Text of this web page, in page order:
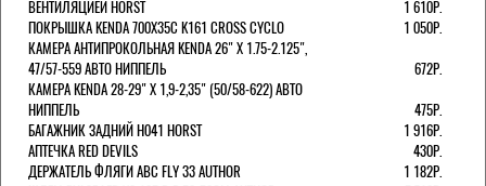
ВЕНТИЛЯЦИЕЙ HORST
1 610Р.
ПОКРЫШКА KENDA 700Х35С K161 CROSS CYCLO
1 050Р.
КАМЕРА АНТИПРОКОЛЬНАЯ KENDA 26" Х 1.75-2.125",
47/57-559 АВТО НИППЕЛЬ
672Р.
КАМЕРА KENDA 28-29" Х 1,9-2,35" (50/58-622) АВТО
НИППЕЛЬ
475Р.
БАГАЖНИК ЗАДНИЙ H041 HORST
1 916Р.
АПТЕЧКА RED DEVILS
430Р.
ДЕРЖАТЕЛЬ ФЛЯГИ АВС FLY 33 AUTHOR
1 182Р.